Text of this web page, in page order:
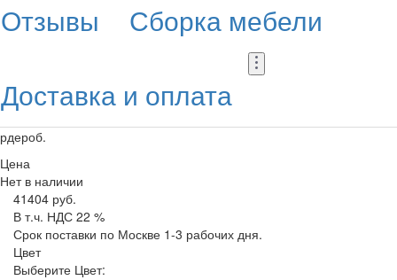
Отзывы
Сборка мебели
Доставка и оплата
Цена
Нет в наличии
41404 руб.
В т.ч. НДС 22 %
Срок поставки по Москве 1-3 рабочих дня.
Цвет
Выберите Цвет: